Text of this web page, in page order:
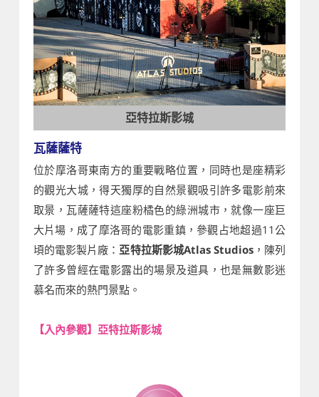
亞特拉斯影城
瓦薩薩特
位於摩洛哥東南方的重要戰略位置，同時也是座精彩
的觀光大城，得天獨厚的自然景觀吸引許多電影前來
取景，瓦薩薩特這座粉橘色的綠洲城市，就像一座巨
大片場，成了摩洛哥的電影重鎮，參觀占地超過11公
頃的電影製片廠： 亞特拉斯影城Atlas Studios，陳列
了許多曾經在電影露出的場景及道具，也是無數影迷
慕名而來的熱門景點。
【入內參觀】亞特拉斯影城